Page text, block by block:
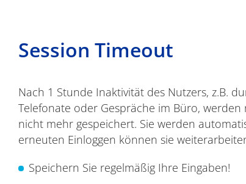
Session Timeout
Nach 1 Stunde Inaktivität des Nutzers, z.B.
Telefonate oder Gespräche im Büro, werden
nicht mehr gespeichert. Sie werden
erneuten Einloggen können sie
Speichern Sie regelmäßig Ihre Eingaben!